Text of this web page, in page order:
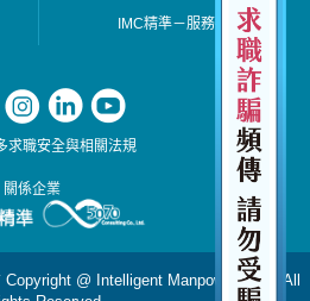
IMC精準－服務據點
求職安全與相關法規
關係企業
@ Intelligent Manpower Corp. All